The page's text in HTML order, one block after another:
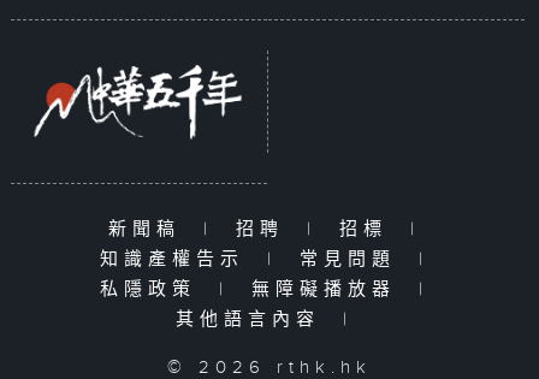
新聞稿 | 招聘 | 招標
|
知識產權告示
| 常見問題
|
私隱政策
| 無障礙播放器
|
其他語言內容
|
© 2026 rthk.hk